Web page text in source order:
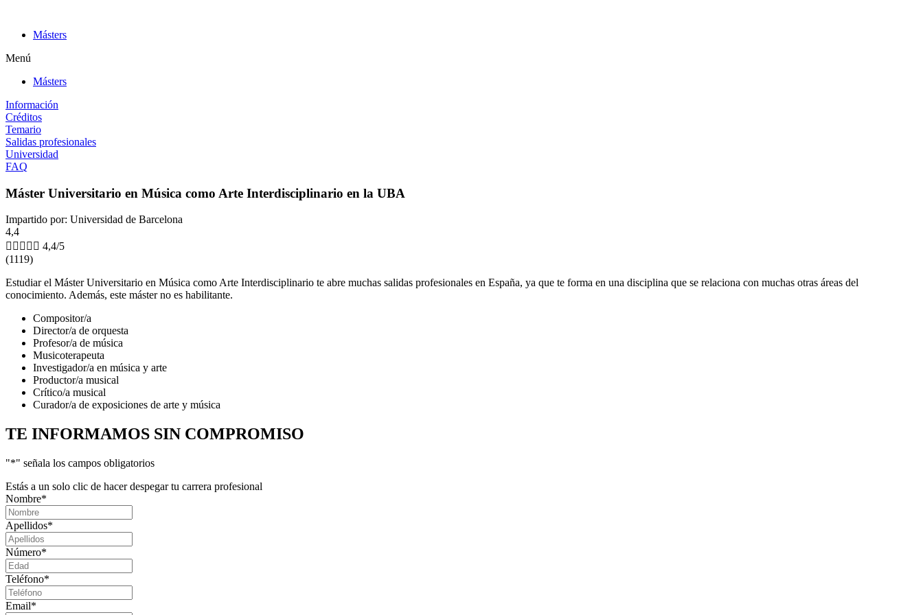
contenidoMásters
Menú
Másters
Información
Créditos
Temario
Salidas profesionales
Universidad
FAQ
Máster Universitario en Música como Arte Interdisciplinario en la UBA
Impartido por: Universidad de Barcelona
4,4
     4,4/5
(1119)
Estudiar el Máster Universitario en Música como Arte Interdisciplinario te abre muchas salidas profesionales en España, ya que te forma en una disciplina que se relaciona con muchas otras áreas del
conocimiento. Además, este máster no es habilitante.
Compositor/a
Director/a de orquesta
Profesor/a de música
Musicoterapeuta
Investigador/a en música y arte
Productor/a musical
Crítico/a musical
Curador/a de exposiciones de arte y música
TE INFORMAMOS SIN COMPROMISO
"*" señala los campos obligatorios
Estás a un solo clic de hacer despegar tu carrera profesional
Nombre*
Apellidos*
Número*
Teléfono*
Email*